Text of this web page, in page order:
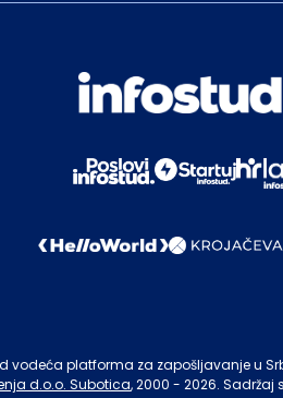
vodeća platforma za zapošljavanje u
d.o.o. Subotica, 2000 - 2026. Sadržaj